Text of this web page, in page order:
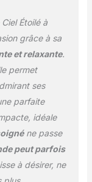
led en
par
une
effet
la
une
à
projette
rouge.
des
Étoilé à
grâce à sa
et relaxante.
permet
ses
parfaite
idéale
ne passe
peut parfois
à désirer, ne